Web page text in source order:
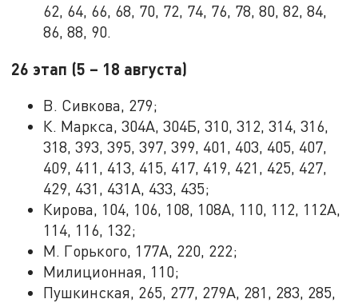
62, 64, 66, 68, 70, 72, 74, 76, 78, 80, 82, 84,
86, 88, 90.
26 этап (5 – 18 августа)
В. Сивкова, 279;
К. Маркса, 304А, 304Б, 310, 312, 314, 316,
318, 393, 395, 397, 399, 401, 403, 405, 407,
409, 411, 413, 415, 417, 419, 421, 425, 427,
429, 431, 431А, 433, 435;
Кирова, 104, 106, 108, 108А, 110, 112, 112А,
114, 116, 132;
М. Горького, 177А, 220, 222;
Милиционная, 110;
Пушкинская, 265, 277, 279А, 281, 283, 285,